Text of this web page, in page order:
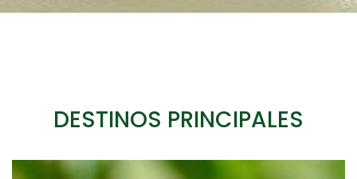
DESTINOS PRINCIPALES